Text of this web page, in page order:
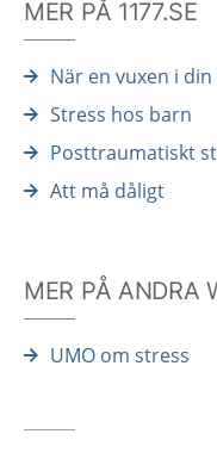
MER PÅ 1177.SE
När en vuxen i
Stress hos barn
Posttraumatiskt
Att må dåligt
MER PÅ ANDRA
UMO om stress